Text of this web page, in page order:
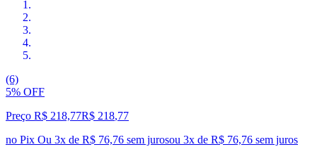
(6)
5% OFF
Preço R$ 218,77R$ 218,77
no Pix Ou 3x de R$ 76,76 sem jurosou 3x de R$ 76,76 sem juros